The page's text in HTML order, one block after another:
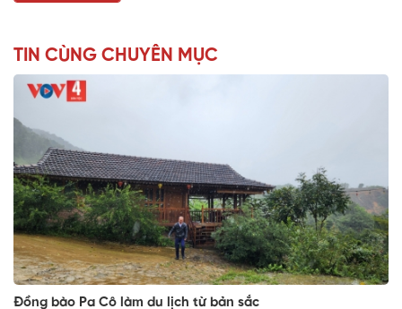
TIN CÙNG CHUYÊN MỤC
Đồng bào Pa Cô làm du lịch từ bản sắc